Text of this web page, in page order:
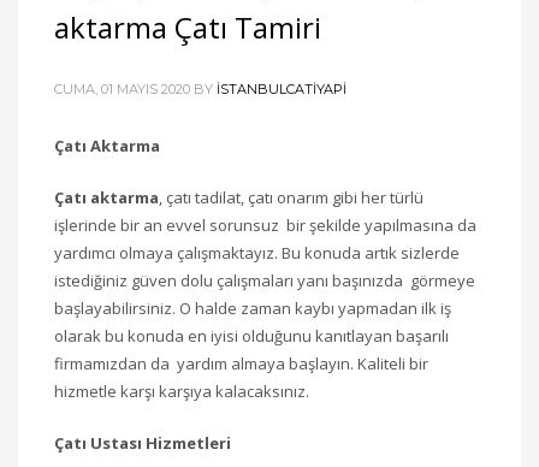
aktarma Çatı Tamiri
CUMA, 01 MAYIS 2020 BY ISTANBULCATIYAPI
Çatı Aktarma
Çatı aktarma, çatı tadilat, çatı onarım gibi her türlü
işlerinde bir an evvel sorunsuz bir şekilde yapılmasına da
yardımcı olmaya çalışmaktayız. Bu konuda artık sizlerde
istediğiniz güven dolu çalışmaları yanı başınızda görmeye
başlayabilirsiniz. O halde zaman kaybı yapmadan ilk iş
olarak bu konuda en iyisi olduğunu kanıtlayan başarılı
firmamızdan da yardım almaya başlayın. Kaliteli bir
hizmetle karşı karşıya kalacaksınız.
Çatı Ustası Hizmetleri